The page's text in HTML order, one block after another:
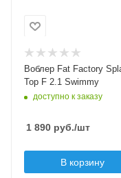
Длина приманки, мм
Вес приманки, гр
2.1
Плавучесть
Воблер Fat Factory
Top F 2.1 Swimmy
доступно к заказу
1 890 руб./шт
В корзину